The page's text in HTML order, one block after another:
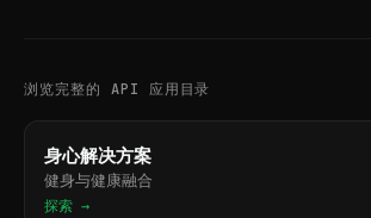
浏览完整的 API 应用目录
身心解决方案
健身与健康融合
探索 →